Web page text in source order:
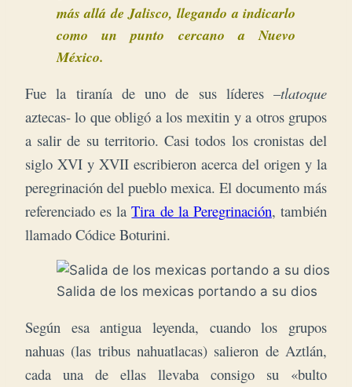
más allá de Jalisco, llegando a indicarlo
como un punto cercano a Nuevo
México.
Fue la tiranía de uno de sus líderes –tlatoque
aztecas- lo que obligó a los mexitin y a otros grupos
a salir de su territorio.Casi todos los cronistas del
siglo XVI y XVII escribieron acerca del origen y la
peregrinación del pueblo mexica. El documento más
referenciado es laTira de la Peregrinación, también
llamado Códice Boturini.
Salida de los mexicas portando a su dios
Según esa antigua leyenda, cuando los grupos
nahuas (las tribus nahuatlacas) salieron de Aztlán,
cada una de ellas llevaba consigo su «bulto